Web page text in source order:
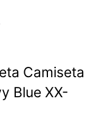
Camiseta
Blue XX-